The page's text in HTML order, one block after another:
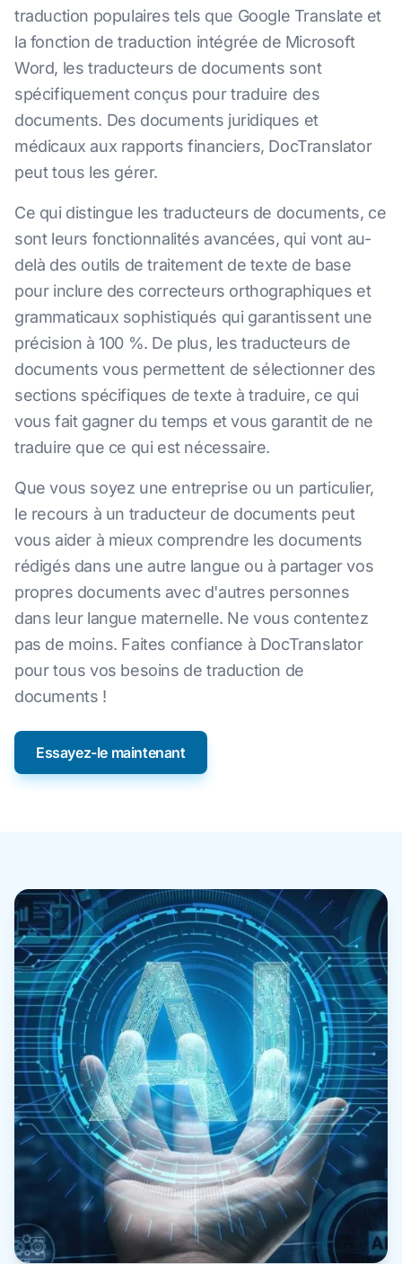
traduction populaires tels que Google Translate et
la fonction de traduction intégrée de Microsoft
Word, les traducteurs de documents sont
spécifiquement conçus pour traduire des
documents. Des documents juridiques et
médicaux aux rapports financiers, DocTranslator
peut tous les gérer.
Ce qui distingue les traducteurs de documents, ce
sont leurs fonctionnalités avancées, qui vont au-
delà des outils de traitement de texte de base
pour inclure des correcteurs orthographiques et
grammaticaux sophistiqués qui garantissent une
précision à 100 %. De plus, les traducteurs de
documents vous permettent de sélectionner des
sections spécifiques de texte à traduire, ce qui
vous fait gagner du temps et vous garantit de ne
traduire que ce qui est nécessaire.
Que vous soyez une entreprise ou un particulier,
le recours à un traducteur de documents peut
vous aider à mieux comprendre les documents
rédigés dans une autre langue ou à partager vos
propres documents avec d'autres personnes
dans leur langue maternelle. Ne vous contentez
pas de moins. Faites confiance à DocTranslator
pour tous vos besoins de traduction de
documents !
Essayez-le maintenant